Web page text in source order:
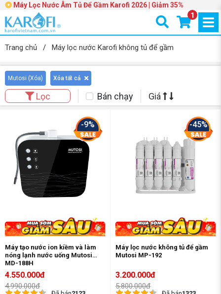
Máy Lọc Nước Âm Tủ Để Gầm Karofi 2026 | Giảm 35%
1
Trang chủ / Máy lọc nước Karofi không tủ để gầm
Mutosi (Xóa) Xóa tất cả
Lọc Bán chạy Giá
-9%
Máy tạo nước ion kiềm và làm
nóng lạnh nước uống Mutosi
MD-188H
4.550.000đ
4.990.000đ
-45%
Máy lọc nước không tủ để gầm
Mutosi MP-192
3.200.000đ
5.800.000đ